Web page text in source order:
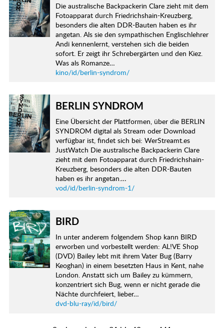
Die australische Backpackerin Clare zieht mit dem
Fotoapparat durch Friedrichshain-Kreuzberg,
besonders die alten DDR-Bauten haben es ihr
angetan. Als sie den sympathischen Englischlehrer
Andi kennenlernt, verstehen sich die beiden
sofort. Er zeigt ihr Schrebergärten und den Kiez.
Was als Romanze…
kino/id/berlin-syndrom/
BERLIN SYNDROM
Eine Übersicht der Plattformen, über die BERLIN
SYNDROM digital als Stream oder Download
verfügbar ist, findet sich bei: WerStreamt.es
JustWatch Die australische Backpackerin Clare
zieht mit dem Fotoapparat durch Friedrichshain-
Kreuzberg, besonders die alten DDR-Bauten
haben es ihr angetan.…
vod/id/berlin-syndrom-1/
BIRD
In unter anderem folgendem Shop kann BIRD
erworben und vorbestellt werden: AL!VE Shop
(DVD) Bailey lebt mit ihrem Vater Bug (Barry
Keoghan) in einem besetzten Haus in Kent, nahe
London. Anstatt sich um Bailey zu kümmern,
konzentriert sich Bug, wenn er nicht gerade die
Nächte durchfeiert, lieber…
dvd-blu-ray/id/bird/